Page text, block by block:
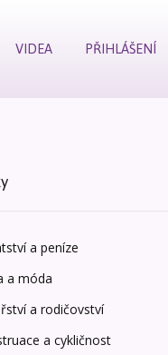
VIDEA PŘIHLÁŠENÍ
a peníze
a móda
a rodičovství
a cykličnost